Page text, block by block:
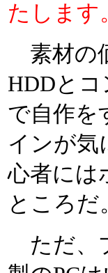
たします
素材の
HDDと
で自作を
インが気
心者には
ところだ
ただ、